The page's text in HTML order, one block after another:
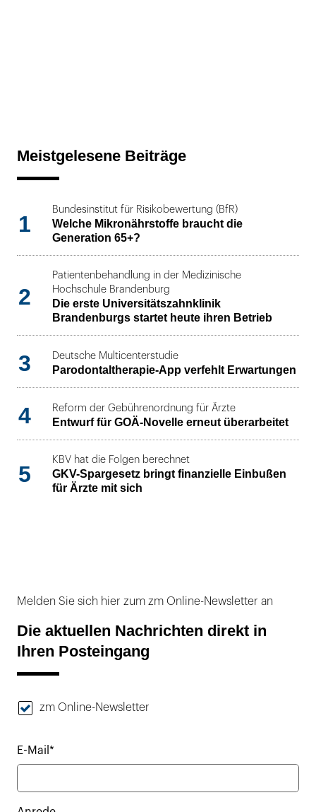
Meistgelesene Beiträge
1
Bundesinstitut für Risikobewertung (BfR)
Welche Mikronährstoffe braucht die
Generation 65+?
2
Patientenbehandlung in der Medizinische
Hochschule Brandenburg
Die erste Universitätszahnklinik
Brandenburgs startet heute ihren Betrieb
3 Deutsche Multicenterstudie
Parodontaltherapie-App verfehlt Erwartungen
4 Reform der Gebührenordnung für Ärzte
Entwurf für GOÄ-Novelle erneut überarbeitet
5
KBV hat die Folgen berechnet
GKV-Spargesetz bringt finanzielle Einbußen
für Ärzte mit sich
Melden Sie sich hier zum zm Online-Newsletter an
Die aktuellen Nachrichten direkt in
Ihren Posteingang
zm Online-Newsletter
E-Mail*